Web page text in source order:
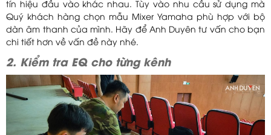
tín hiệu đầu vào khác nhau. Tùy vào nhu cầu sử dụng mà
Quý khách hàng chọn mẫu Mixer Yamaha phù hợp với bộ
dàn âm thanh của mình. Hãy để Anh Duyên tư vấn cho bạn
chi tiết hơn về vấn đề này nhé.
2. Kiểm tra EQ cho từng kênh